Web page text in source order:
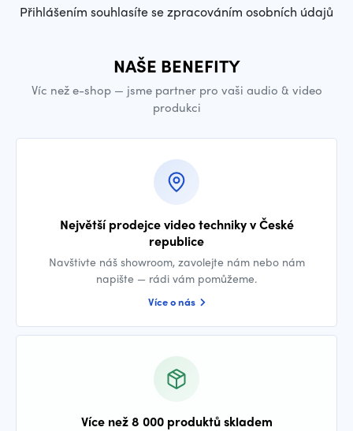
Přihlášením souhlasíte se zpracováním osobních údajů
NAŠE BENEFITY
Víc než e-shop — jsme partner pro vaši audio & video
produkci
Největší prodejce video techniky v České
republice
Navštivte náš showroom, zavolejte nám nebo nám
napište — rádi vám pomůžeme.
Více o nás
Více než 8 000 produktů skladem